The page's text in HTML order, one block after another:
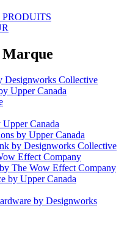
Designworks Collective
Upper Canada
Upper Canada
by Upper Canada
by Designworks Collective
Effect Company
by The Wow Effect Company
by Upper Canada
by Designworks